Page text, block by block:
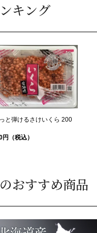
キング
と弾けるさけいくら 200
（税込）
おすすめ商品